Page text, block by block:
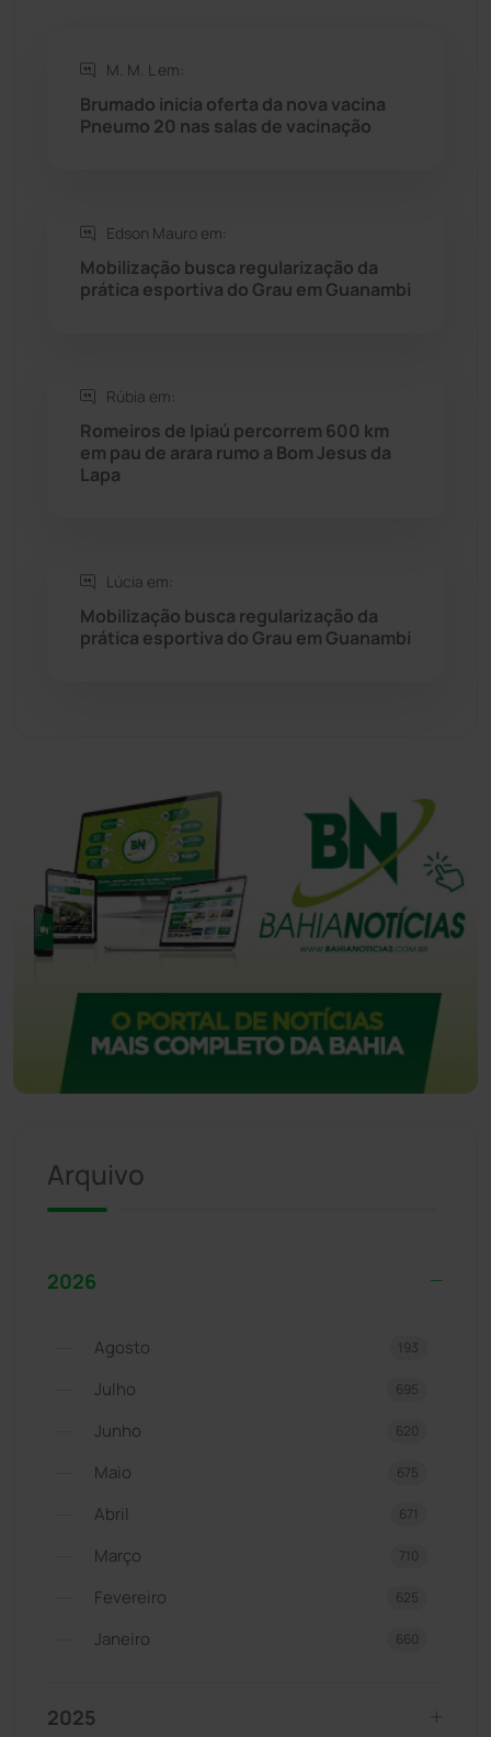
Rio do Antônio
Saúde
Seabra (51)
Sítio do Mato
Sudoeste Baiano (1530)
Tanque Novo
Tecnologia (12)
M. M. L em:
Brumado inicia oferta da nova vacina
Pneumo 20 nas salas de vacinação
Edson Mauro em:
Mobilização busca regularização da
prática esportiva do Grau em Guanambi
Rúbia em:
Romeiros de Ipiaú percorrem 600 km
em pau de arara rumo a Bom Jesus da
Lapa
Lúcia em:
Mobilização busca regularização da
prática esportiva do Grau em Guanambi
Arquivo
2026
Agosto 193
Julho 695
Junho 620
Maio 675
Abril 671
Março 710
Fevereiro 625
Janeiro 660
2025